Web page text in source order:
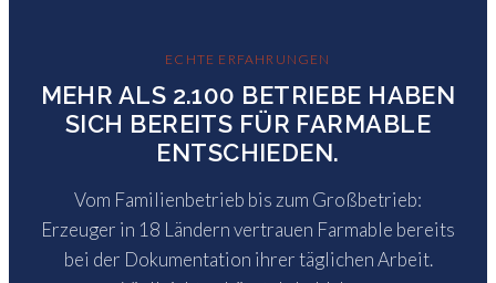
ECHTE ERFAHRUNGEN
MEHR ALS 2.100 BETRIEBE HABEN
SICH BEREITS FÜR FARMABLE
ENTSCHIEDEN.
Vom Familienbetrieb bis zum Großbetrieb:
Erzeuger in 18 Ländern vertrauen Farmable bereits
bei der Dokumentation ihrer täglichen Arbeit.